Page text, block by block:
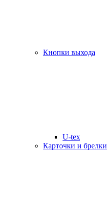
Кнопки выхода
U-tex
Карточки и брелки